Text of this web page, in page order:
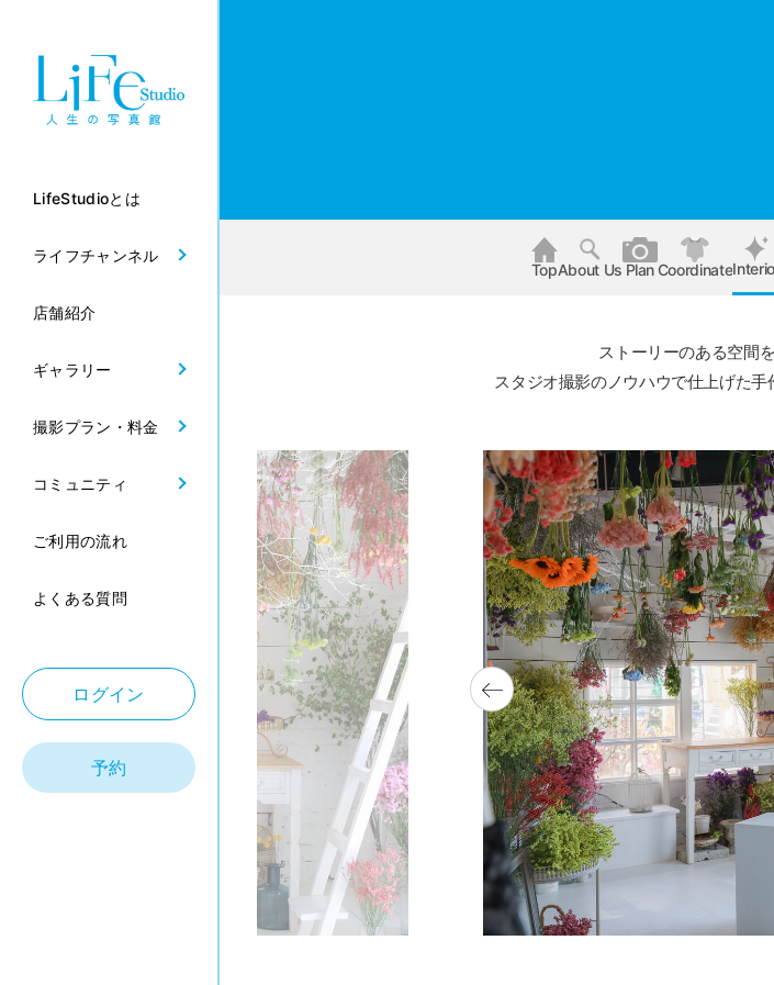
LifeStudioとは
ライフチャンネル
店舗紹介
ギャラリー
撮影プラン・料金
コミュニティ
ご利用の流れ
よくある質問
ログイン
予約
TopAbout Us PlanCoordinate
ストーリーのある空間
スタジオ撮影のノウハウで仕上げた手